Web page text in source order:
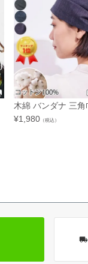
木綿 バンダナ 三角
¥1,980 （税込）